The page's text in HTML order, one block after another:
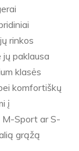
rinkos
paklausa
klasės
komfortiškų
į
M-Sport ar S-
grąžą